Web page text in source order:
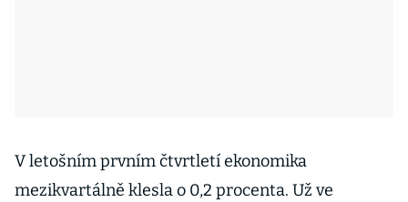
V letošním prvním čtvrtletí ekonomika
mezikvartálně klesla o 0,2 procenta. Už ve